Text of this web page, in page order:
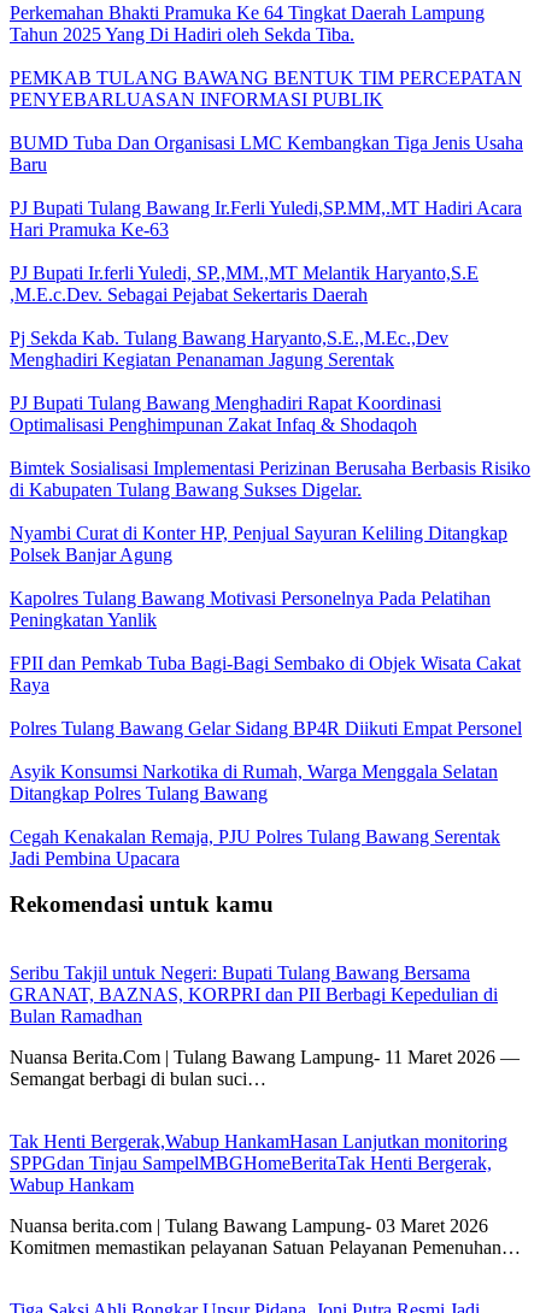
Perkemahan Bhakti Pramuka Ke 64 Tingkat Daerah Lampung
Tahun 2025 Yang Di Hadiri oleh Sekda Tiba.
PEMKAB TULANG BAWANG BENTUK TIM PERCEPATAN
PENYEBARLUASAN INFORMASI PUBLIK
BUMD Tuba Dan Organisasi LMC Kembangkan Tiga Jenis Usaha
Baru
PJ Bupati Tulang Bawang Ir.Ferli Yuledi,SP.MM,.MT Hadiri Acara
Hari Pramuka Ke-63
PJ Bupati Ir.ferli Yuledi, SP.,MM.,MT Melantik Haryanto,S.E
,M.E.c.Dev. Sebagai Pejabat Sekertaris Daerah
Pj Sekda Kab. Tulang Bawang Haryanto,S.E.,M.Ec.,Dev
Menghadiri Kegiatan Penanaman Jagung Serentak
PJ Bupati Tulang Bawang Menghadiri Rapat Koordinasi
Optimalisasi Penghimpunan Zakat Infaq & Shodaqoh
Bimtek Sosialisasi Implementasi Perizinan Berusaha Berbasis Risiko
di Kabupaten Tulang Bawang Sukses Digelar.
Nyambi Curat di Konter HP, Penjual Sayuran Keliling Ditangkap
Polsek Banjar Agung
Kapolres Tulang Bawang Motivasi Personelnya Pada Pelatihan
Peningkatan Yanlik
FPII dan Pemkab Tuba Bagi-Bagi Sembako di Objek Wisata Cakat
Raya
Polres Tulang Bawang Gelar Sidang BP4R Diikuti Empat Personel
Asyik Konsumsi Narkotika di Rumah, Warga Menggala Selatan
Ditangkap Polres Tulang Bawang
Cegah Kenakalan Remaja, PJU Polres Tulang Bawang Serentak
Jadi Pembina Upacara
Rekomendasi untuk kamu
Seribu Takjil untuk Negeri: Bupati Tulang Bawang Bersama
GRANAT, BAZNAS, KORPRI dan PII Berbagi Kepedulian di
Bulan Ramadhan
Nuansa Berita.Com | Tulang Bawang Lampung- 11 Maret 2026 —
Semangat berbagi di bulan suci…
Tak Henti Bergerak,Wabup HankamHasan Lanjutkan monitoring
SPPGdan Tinjau SampelMBGHomeBeritaTak Henti Bergerak,
Wabup Hankam
Nuansa berita.com | Tulang Bawang Lampung- 03 Maret 2026
Komitmen memastikan pelayanan Satuan Pelayanan Pemenuhan…